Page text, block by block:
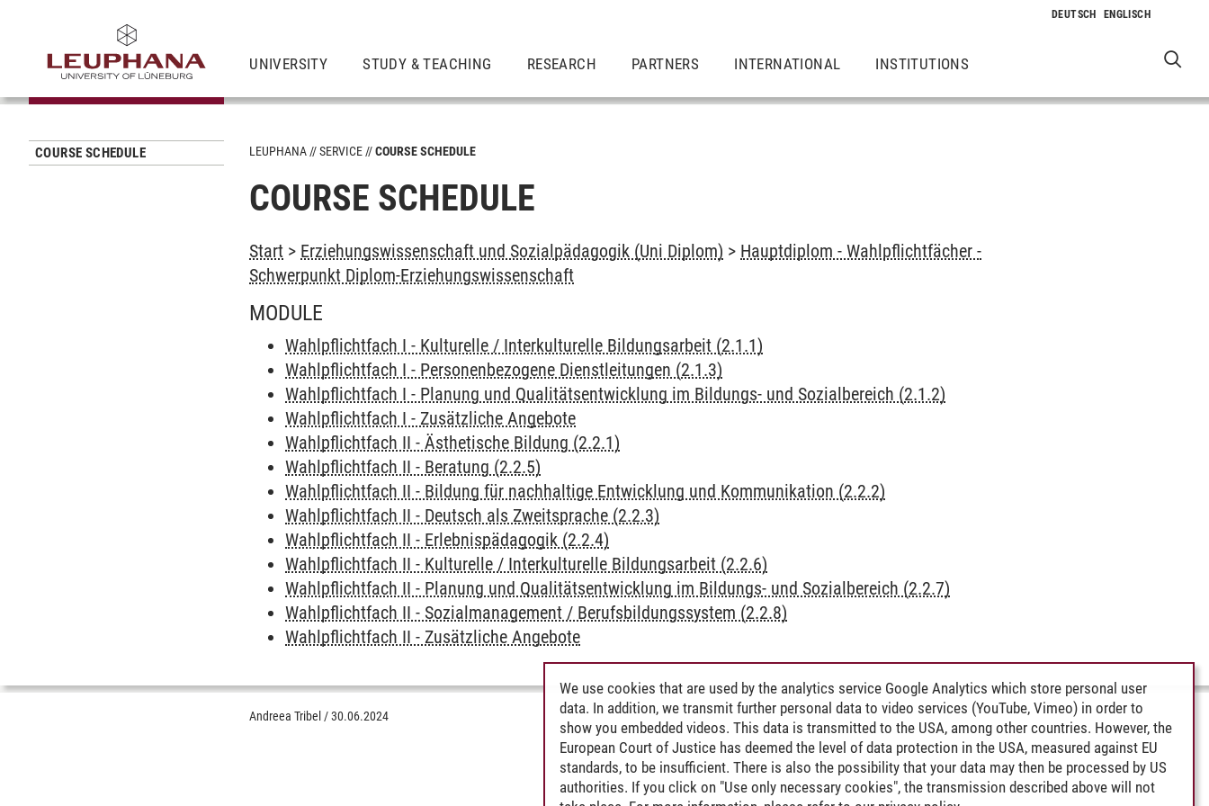
UNIVERSITY STUDY & TEACHING RESEARCH PARTNERS INTERNATIONAL INSTITUTIONS
COURSE SCHEDULE LEUPHANA SERVICE COURSE SCHEDULE
COURSE SCHEDULE
Start > Erziehungswissenschaft und Sozialpädagogik (Uni Diplom) > Hauptdiplom - Wahlpflichtfächer -
Schwerpunkt Diplom-Erziehungswissenschaft
MODULE
Wahlpflichtfach I - Kulturelle / Interkulturelle Bildungsarbeit (2.1.1)
Wahlpflichtfach I - Personenbezogene Dienstleitungen (2.1.3)
Wahlpflichtfach I - Planung und Qualitätsentwicklung im Bildungs- und Sozialbereich (2.1.2)
Wahlpflichtfach I - Zusätzliche Angebote
Wahlpflichtfach II - Ästhetische Bildung (2.2.1)
Wahlpflichtfach II - Beratung (2.2.5)
Wahlpflichtfach II - Bildung für nachhaltige Entwicklung und Kommunikation (2.2.2)
Wahlpflichtfach II - Deutsch als Zweitsprache (2.2.3)
Wahlpflichtfach II - Erlebnispädagogik (2.2.4)
Wahlpflichtfach II - Kulturelle / Interkulturelle Bildungsarbeit (2.2.6)
Wahlpflichtfach II - Planung und Qualitätsentwicklung im Bildungs- und Sozialbereich (2.2.7)
Wahlpflichtfach II - Sozialmanagement / Berufsbildungssystem (2.2.8)
Wahlpflichtfach II - Zusätzliche Angebote
Andreea Tribel /30.06.2024
We use cookies that are used by the analytics service Google Analytics which store personal user
data. In addition, we transmit further personal data to video services (YouTube, Vimeo) in order to
show you embedded videos. This data is transmitted to the USA, among other countries. However, the
European Court of Justice has deemed the level of data protection in the USA, measured against EU
standards, to be insufficient. There is also the possibility that your data may then be processed by US
authorities. If you click on "Use only necessary cookies", the transmission described above will not